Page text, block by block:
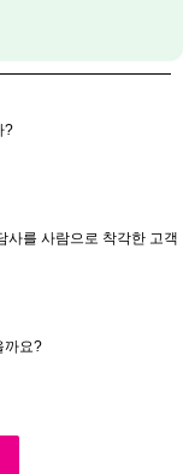
?
사를 사람으로 착각한 고객
까요?